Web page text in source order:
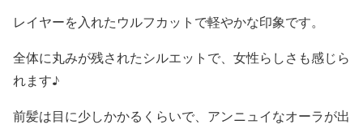
レイヤーを入れたウルフカット で軽やかな印象です。
全体に丸みが残されたシルエット で、女性らしさも感じら
れます♪
前髪は目に少しかかるくらいで、アンニュイなオーラが出